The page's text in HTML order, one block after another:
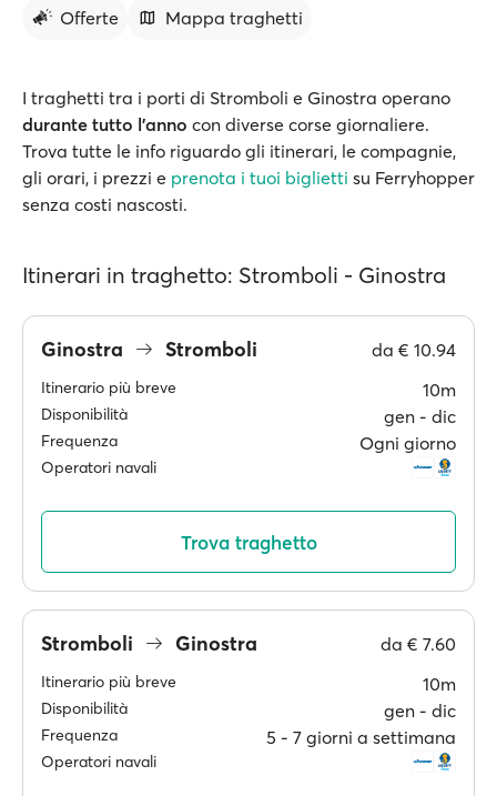
Offerte
Mappa traghetti
I traghetti tra i porti di Stromboli e Ginostra operano
durante tutto l’anno con diverse corse giornaliere.
Trova tutte le info riguardo gli itinerari, le compagnie,
gli orari, i prezzi e prenota i tuoi biglietti su Ferryhopper
senza costi nascosti.
Itinerari in traghetto: Stromboli - Ginostra
Ginostra Stromboli da € 10.94
Itinerario più breve 10m
Disponibilità gen ‐ dic
Frequenza Ogni giorno
Operatori navali
Trova traghetto
Stromboli Ginostra da € 7.60
Itinerario più breve 10m
Disponibilità gen ‐ dic
Frequenza 5 ‐ 7 giorni a settimana
Operatori navali